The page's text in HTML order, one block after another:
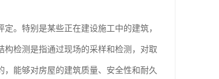
。特别是某些正在建设施工中的建筑，
检测是指通过现场的采样和检测，对取
能够对房屋的建筑质量、安全性和耐久